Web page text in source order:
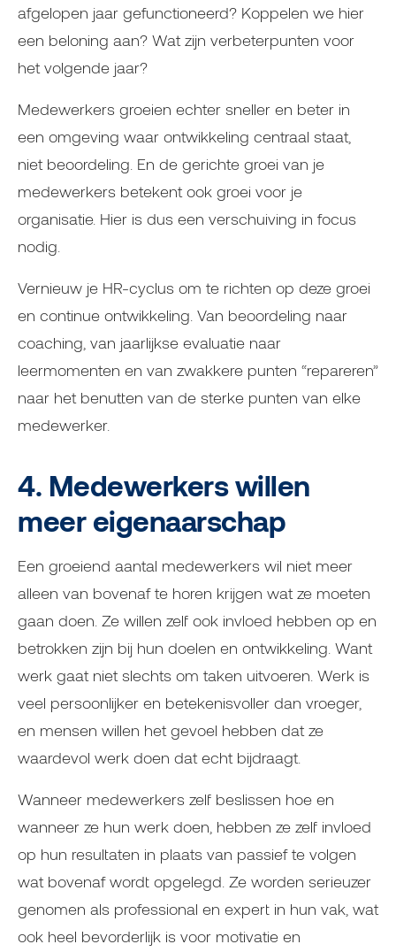
afgelopen jaar gefunctioneerd? Koppelen we hier
een beloning aan? Wat zijn verbeterpunten voor
het volgende jaar?
Medewerkers groeien echter sneller en beter in
een omgeving waar ontwikkeling centraal staat,
niet beoordeling. En de gerichte groei van je
medewerkers betekent ook groei voor je
organisatie. Hier is dus een verschuiving in focus
nodig.
Vernieuw je HR-cyclus om te richten op deze groei
en continue ontwikkeling. Van beoordeling naar
coaching, van jaarlijkse evaluatie naar
leermomenten en van zwakkere punten “repareren”
naar het benutten van de sterke punten van elke
medewerker.
4. Medewerkers willen
meer eigenaarschap
Een groeiend aantal medewerkers wil niet meer
alleen van bovenaf te horen krijgen wat ze moeten
gaan doen. Ze willen zelf ook invloed hebben op en
betrokken zijn bij hun doelen en ontwikkeling. Want
werk gaat niet slechts om taken uitvoeren. Werk is
veel persoonlijker en betekenisvoller dan vroeger,
en mensen willen het gevoel hebben dat ze
waardevol werk doen dat echt bijdraagt.
Wanneer medewerkers zelf beslissen hoe en
wanneer ze hun werk doen, hebben ze zelf invloed
op hun resultaten in plaats van passief te volgen
wat bovenaf wordt opgelegd. Ze worden serieuzer
genomen als professional en expert in hun vak, wat
ook heel bevorderlijk is voor motivatie en